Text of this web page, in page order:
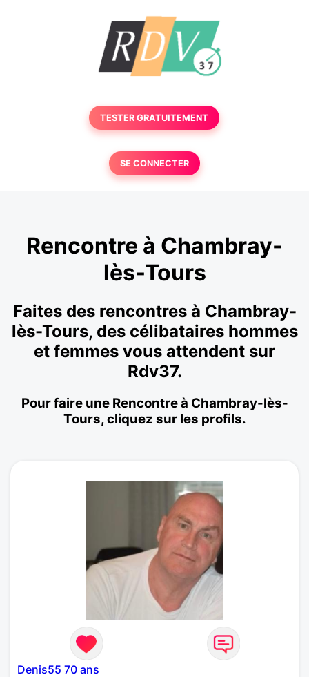
TESTER GRATUITEMENT
SE CONNECTER
Rencontre à Chambray-
lès-Tours
Faites des rencontres à Chambray-
lès-Tours, des célibataires hommes
et femmes vous attendent sur
Rdv37.
Pour faire une Rencontre à Chambray-lès-
Tours, cliquez sur les profils.
Denis55 70 ans